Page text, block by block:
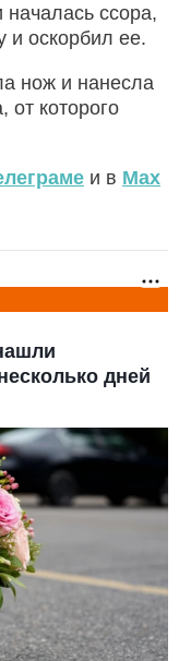
ссора,
и оскорбил ее.
нож и нанесла
от которого
и в Max
дней